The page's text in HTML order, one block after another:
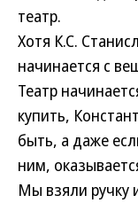
театр.
Хотя К.С.
начинается с
Театр
купить,
быть, а даже
ним,
Мы взяли ручку